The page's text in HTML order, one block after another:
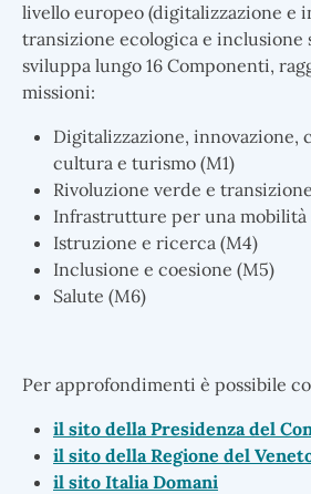
livello europeo (digitalizzazione e
transizione ecologica e inclusione
sviluppa lungo 16 Componenti,
missioni:
Digitalizzazione, innovazione,
cultura e turismo (M1)
Rivoluzione verde e
Infrastrutture per una mobilità
Istruzione e ricerca (M4)
Inclusione e coesione (M5)
Salute (M6)
Per approfondimenti è possibile
il sito della Presidenza del
il sito della Regione del
il sito Italia Domani